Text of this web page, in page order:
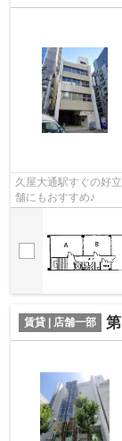
久屋大通駅すぐの好
舗にもおすすめ♪
賃貸 | 店舗一部 第